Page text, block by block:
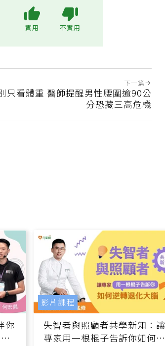
下一篇
只看體重 醫師提醒男性腰圍逾90公
分恐藏三高危機
失智者與照顧者共學新知：讓
影片課程